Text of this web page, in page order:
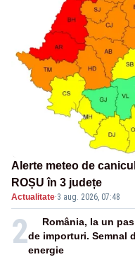
Alerte meteo de
ROȘU în 3 județe
Actualitate·3 aug. 2026, 07:48
2
România, la un
de importuri. Semnal
energie